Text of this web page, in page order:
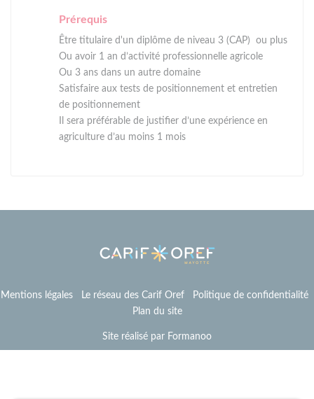
Prérequis
Être titulaire d'un diplôme de niveau 3 (CAP) ou plus
Ou avoir 1 an d’activité professionnelle agricole
Ou 3 ans dans un autre domaine
Satisfaire aux tests de positionnement et entretien
de positionnement
Il sera préférable de justifier d’une expérience en
agriculture d’au moins 1 mois
Mentions légales Le réseau des Carif Oref
Politique de confidentialité
Plan du site
Site réalisé par Formanoo